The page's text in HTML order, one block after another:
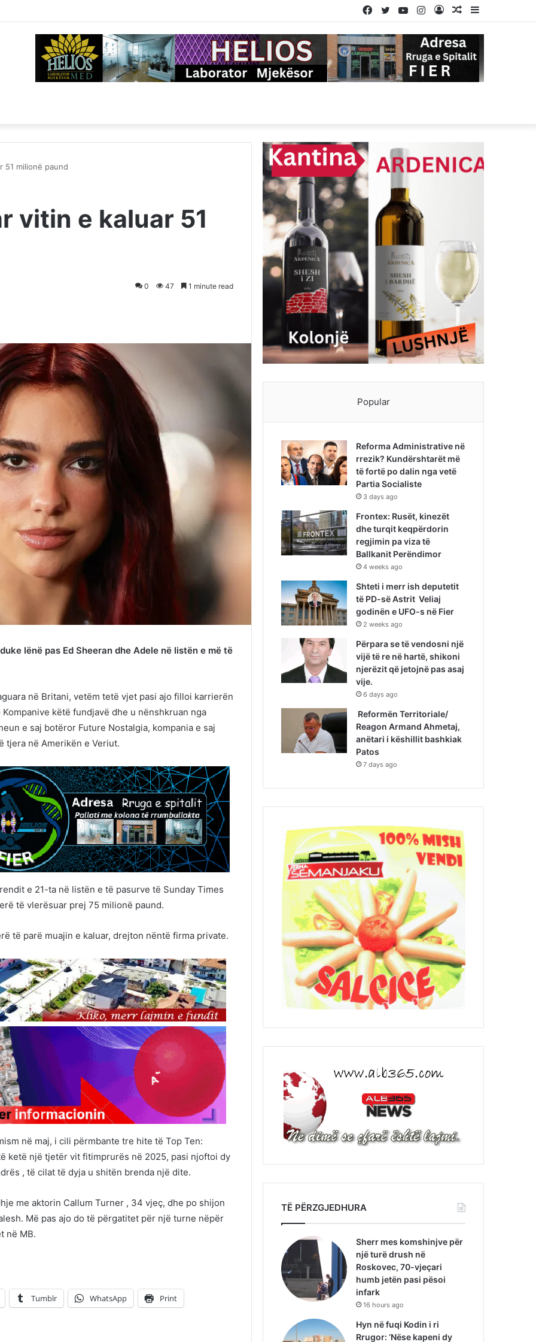
Sidebar
Random
Log
Instagram
YouTube
Twitter
Facebook
51 milionë paund
vitin e kaluar 51
0 47 1 minute read
lënë pas Ed Sheeran dhe Adele në listën e më të
në Britani, vetëm tetë vjet pasi ajo filloi karrierën
këtë fundjavë dhe u nënshkruan nga
e saj botëror Future Nostalgia, kompania e saj
tjera në Amerikën e Veriut.
e 21-ta në listën e të pasurve të Sunday Times
të vlerësuar prej 75 milionë paund.
të parë muajin e kaluar, drejton nëntë firma private.
në maj, i cili përmbante tre hite të Top Ten:
ketë një tjetër vit fitimprurës në 2025, pasi njoftoi dy
, të cilat të dyja u shitën brenda një dite.
me aktorin Callum Turner , 34 vjeç, dhe po shijon
Më pas ajo do të përgatitet për një turne nëpër
në MB.
Tumblr WhatsApp Print
Popular
Reforma Administrative në
rrezik? Kundërshtarët më
të fortë po dalin nga vetë
Partia Socialiste
3 days ago
Frontex: Rusët, kinezët
dhe turqit keqpërdorin
regjimin pa viza të
Ballkanit Perëndimor
4 weeks ago
Shteti i merr ish deputetit
të PD-së Astrit Veliaj
godinën e UFO-s në Fier
2 weeks ago
Përpara se të vendosni një
vijë të re në hartë, shikoni
njerëzit që jetojnë pas asaj
vije.
6 days ago
Reformën Territoriale/
Reagon Armand Ahmetaj,
anëtari i këshillit bashkiak
Patos
7 days ago
TË PËRZGJEDHURA
Sherr mes komshinjve për
një turë drush në
Roskovec, 70-vjeçari
humb jetën pasi pësoi
infark
16 hours ago
Hyn në fuqi Kodin i ri
Rrugor: ‘Nëse kapeni dy